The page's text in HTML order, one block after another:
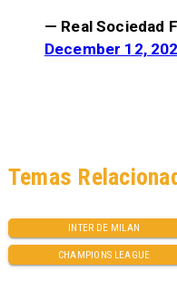
— Real Sociedad
December 12,
INTER DE MILAN
CHAMPIONS LEAGUE
Temas